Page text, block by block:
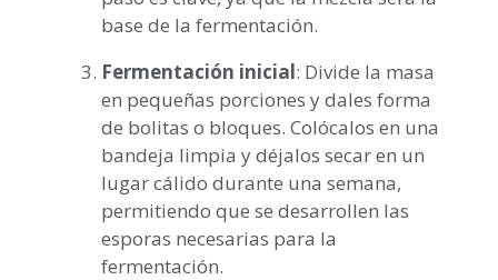
base de la fermentación.
Fermentación inicial: Divide la masa
en pequeñas porciones y dales forma
de bolitas o bloques. Colócalos en una
bandeja limpia y déjalos secar en un
lugar cálido durante una semana,
permitiendo que se desarrollen las
esporas necesarias para la
fermentación.